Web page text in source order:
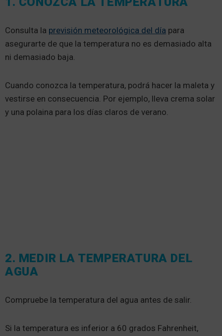
Consulta la previsión meteorológica del día para
asegurarte de que la temperatura no es demasiado alta
ni demasiado baja.
Cuando conozca la temperatura, podrá hacer la maleta y
vestirse en consecuencia. Por ejemplo, lleva crema solar
y una polaina para los días claros de verano.
2. MEDIR LA TEMPERATURA DEL
AGUA
Compruebe la temperatura del agua antes de salir.
Si la temperatura es inferior a 60 grados Fahrenheit,